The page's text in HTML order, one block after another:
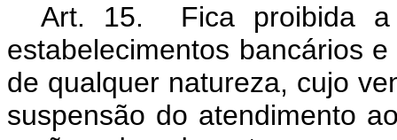
Art. 15. Fica proibida a
estabelecimentos bancários
de qualquer natureza, cujo
suspensão do atendimento